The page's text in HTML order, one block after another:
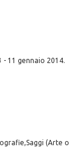
11 gennaio 2014.
(Arte o